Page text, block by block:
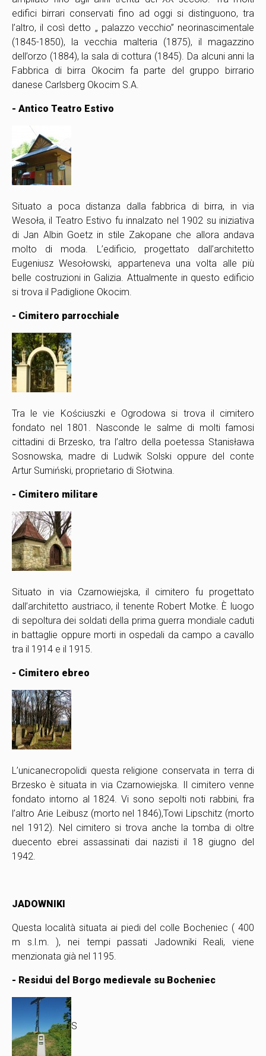
edifici birrari conservati fino ad oggi si distinguono, tra
l’altro, il così detto „ palazzo vecchio” neorinascimentale
(1845-1850), la vecchia malteria (1875), il magazzino
dell’orzo (1884), la sala di cottura (1845). Da alcuni anni la
Fabbrica di birra Okocim fa parte del gruppo birrario
danese Carlsberg Okocim S.A.
- Antico Teatro Estivo
Situato a poca distanza dalla fabbrica di birra, in via
Wesoła, il Teatro Estivo fu innalzato nel 1902 su iniziativa
di Jan Albin Goetz in stile Zakopane che allora andava
molto di moda. L’edificio, progettato dall’architetto
Eugeniusz Wesołowski, apparteneva una volta alle più
belle costruzioni in Galizia. Attualmente in questo edificio
si trova il Padiglione Okocim.
- Cimitero parrocchiale
Tra le vie Kościuszki e Ogrodowa si trova il cimitero
fondato nel 1801. Nasconde le salme di molti famosi
cittadini di Brzesko, tra l’altro della poetessa Stanisława
Sosnowska, madre di Ludwik Solski oppure del conte
Artur Sumiński, proprietario di Słotwina.
- Cimitero militare
Situato in via Czarnowiejska, il cimitero fu progettato
dall’architetto austriaco, il tenente Robert Motke. È luogo
di sepoltura dei soldati della prima guerra mondiale caduti
in battaglie oppure morti in ospedali da campo a cavallo
tra il 1914 e il 1915.
- Cimitero ebreo
L’unicanecropolidi questa religione conservata in terra di
Brzesko è situata in via Czarnowiejska. Il cimitero venne
fondato intorno al 1824. Vi sono sepolti noti rabbini, fra
l’altro Arie Leibusz (morto nel 1846),Towi Lipschitz (morto
nel 1912). Nel cimitero si trova anche la tomba di oltre
duecento ebrei assassinati dai nazisti il 18 giugno del
1942.
JADOWNIKI
Questa località situata ai piedi del colle Bocheniec ( 400
m s.l.m. ), nei tempi passati Jadowniki Reali, viene
menzionata già nel 1195.
- Residui del Borgo medievale su Bocheniec
S